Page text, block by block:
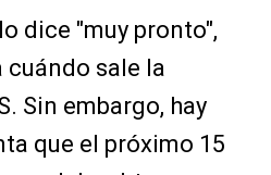
dice "muy pronto",
cuándo sale la
Sin embargo, hay
que el próximo 15